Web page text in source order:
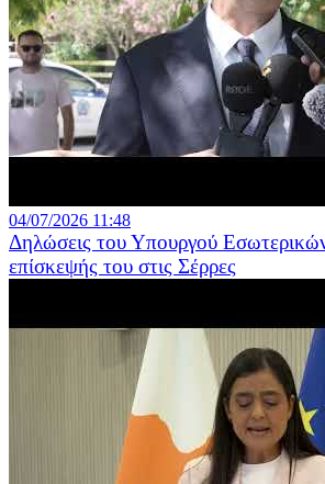
04/07/2026 11:48
Δηλώσεις του Υπουργού
επίσκεψής του στις Σέρρες